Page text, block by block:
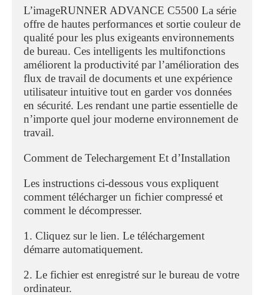
L’imageRUNNER ADVANCE C5500 La série
offre de hautes performances et sortie couleur de
qualité pour les plus exigeants environnements
de bureau. Ces intelligents les multifonctions
améliorent la productivité par l’amélioration des
flux de travail de documents et une expérience
utilisateur intuitive tout en garder vos données
en sécurité. Les rendant une partie essentielle de
n’importe quel jour moderne environnement de
travail.
Comment de Telechargement Et d’Installation
Les instructions ci-dessous vous expliquent
comment télécharger un fichier compressé et
comment le décompresser.
1. Cliquez sur le lien. Le téléchargement
démarre automatiquement.
2. Le fichier est enregistré sur le bureau de votre
ordinateur.